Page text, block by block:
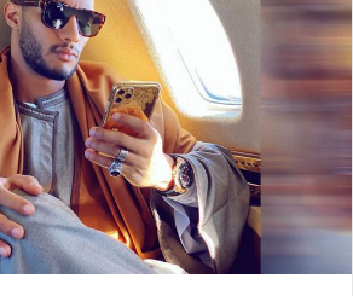
X
د
إ
ل
ك
ت
ر
و
ن
ي